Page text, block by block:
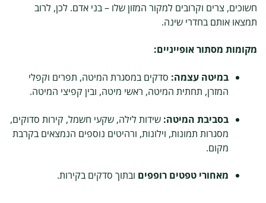
חשוכים, צרים וקרובים למקור המזון שלו – בני אדם. לכן, לרוב
תמצאו אותם בחדרי שינה.
מקומות מסתור אופייניים:
במיטה עצמה: סדקים במסגרת המיטה, תפרים וקפלי
המזרן, תחתית המיטה, ראשי מיטה, ובין קפיצי המיטה.
בסביבת המיטה: שידות לילה, שקעי חשמל, קירות סדוקים,
מסגרות תמונות, וילונות, ורהיטים נוספים הנמצאים בקרבת
מקום.
מאחורי טפטים רופפים ובתוך סדקים בקירות.